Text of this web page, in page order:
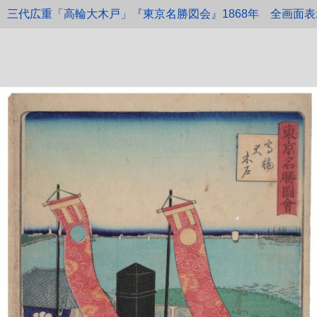
三代広重「高輪大木戸」『東京名勝図会』1868年 全画面